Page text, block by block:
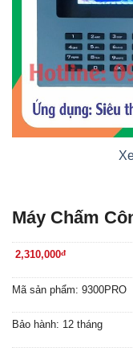
Máy Chấm
2,310,000đ
Mã sản phẩm: 9300PRO
Bảo hành: 12 tháng